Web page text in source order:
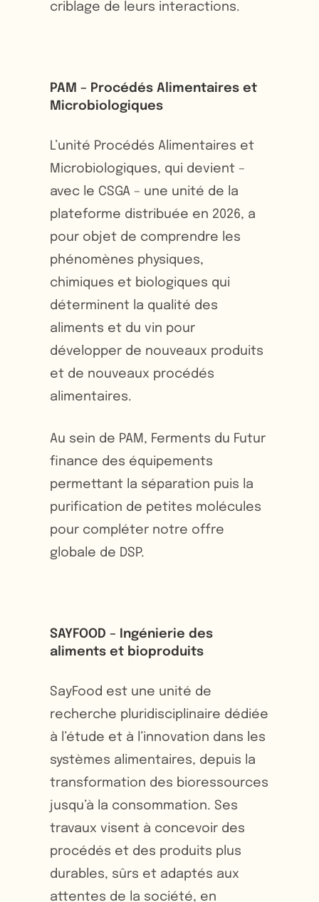
criblage de leurs interactions.
PAM – Procédés Alimentaires et
Microbiologiques
L’unité Procédés Alimentaires et
Microbiologiques, qui devient –
avec le CSGA – une unité de la
plateforme distribuée en 2026, a
pour objet de comprendre les
phénomènes physiques,
chimiques et biologiques qui
déterminent la qualité des
aliments et du vin pour
développer de nouveaux produits
et de nouveaux procédés
alimentaires.
Au sein de PAM, Ferments du Futur
finance des équipements
permettant la séparation puis la
purification de petites molécules
pour compléter notre offre
globale de DSP.
SAYFOOD – Ingénierie des
aliments et bioproduits
SayFood est une unité de
recherche pluridisciplinaire dédiée
à l’étude et à l’innovation dans les
systèmes alimentaires, depuis la
transformation des bioressources
jusqu’à la consommation. Ses
travaux visent à concevoir des
procédés et des produits plus
durables, sûrs et adaptés aux
attentes de la société, en